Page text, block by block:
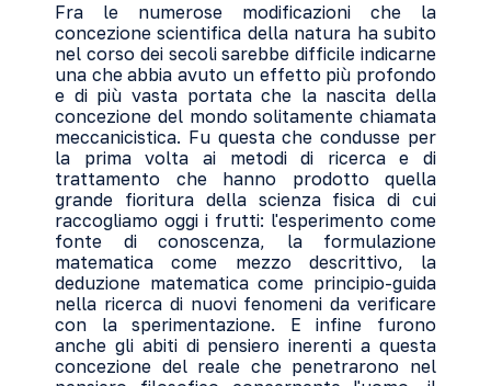
Fra le numerose modificazioni che la
concezione scientifica della natura ha subito
nel corso dei secoli sarebbe difficile indicarne
una che abbia avuto un effetto più profondo
e di più vasta portata che la nascita della
concezione del mondo solitamente chiamata
meccanicistica. Fu questa che condusse per
la prima volta ai metodi di ricerca e di
trattamento che hanno prodotto quella
grande fioritura della scienza fisica di cui
raccogliamo oggi i frutti: l'esperimento come
fonte di conoscenza, la formulazione
matematica come mezzo descrittivo, la
deduzione matematica come principio-guida
nella ricerca di nuovi fenomeni da verificare
con la sperimentazione. E infine furono
anche gli abiti di pensiero inerenti a questa
concezione del reale che penetrarono nel